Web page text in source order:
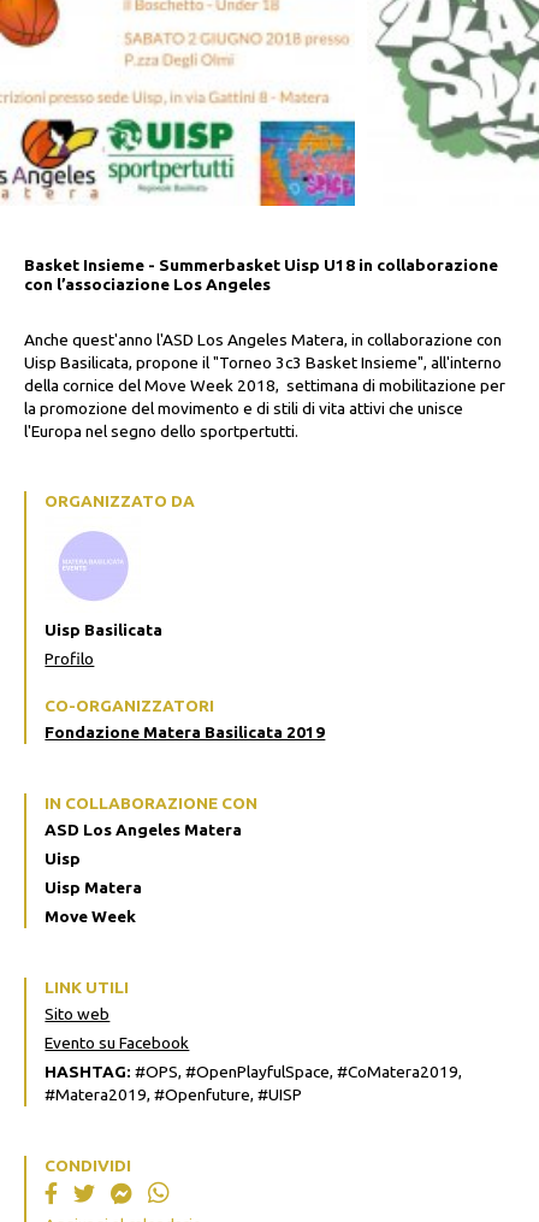
Basket Insieme - Summerbasket Uisp U18 in collaborazione
con l’associazione Los Angeles
Anche quest'anno l'ASD Los Angeles Matera, in collaborazione con
Uisp Basilicata, propone il "Torneo 3c3 Basket Insieme", all'interno
della cornice del Move Week 2018, settimana di mobilitazione per
la promozione del movimento e di stili di vita attivi che unisce
l'Europa nel segno dello sportpertutti.
ORGANIZZATO DA
Uisp Basilicata
Profilo
CO-ORGANIZZATORI
Fondazione Matera Basilicata 2019
IN COLLABORAZIONE CON
ASD Los Angeles Matera
Uisp
Uisp Matera
Move Week
LINK UTILI
Sito web
Evento su Facebook
HASHTAG: #OPS, #OpenPlayfulSpace, #CoMatera2019,
#Matera2019, #Openfuture, #UISP
CONDIVIDI